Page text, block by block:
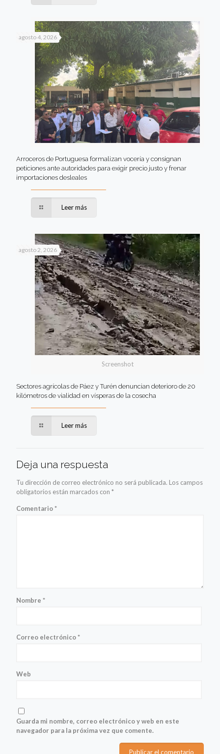
agosto 4, 2026
Arroceros de Portuguesa formalizan vocería y consignan
peticiones ante autoridades para exigir precio justo y frenar
importaciones desleales
Leer más
Screenshot
agosto 2, 2026
Sectores agrícolas de Páez y Turén denuncian deterioro de 20
kilómetros de vialidad en vísperas de la cosecha
Leer más
Deja una respuesta
Tu dirección de correo electrónico no será publicada. Los campos
obligatorios están marcados con *
Comentario*
Nombre *
Correo electrónico*
Web
Guarda mi nombre, correo electrónico y web en este
navegador para la próxima vez que comente.